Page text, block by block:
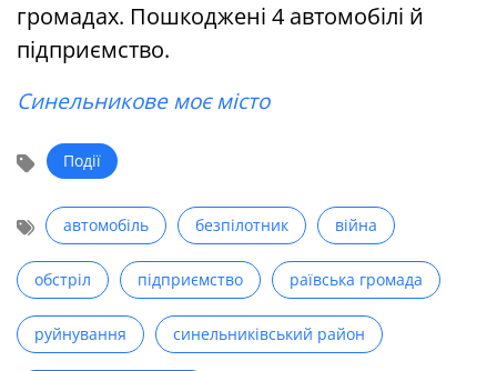
громадах. Пошкоджені 4 автомобілі й
підприємство.
Синельникове моє місто
Події
автомобіль безпілотник війна
обстріл підприємство раївська громада
руйнування синельниківський район